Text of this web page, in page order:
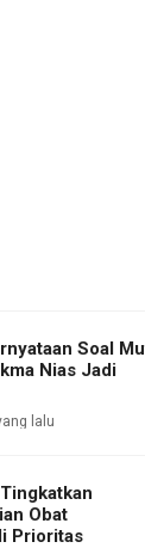
Soal
Nias Jadi
lalu
Obat
Prioritas